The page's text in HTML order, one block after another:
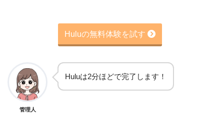
Huluの無料体験を試す
管理人
Huluは2分ほどで完了します！